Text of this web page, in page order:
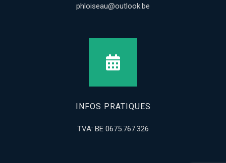
phloiseau@outlook.be
INFOS PRATIQUES
TVA: BE 0675.767.326